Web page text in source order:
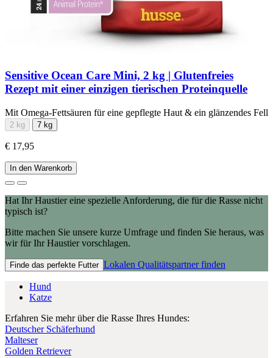
Sensitive Ocean Care Mini, 2 kg | Glutenfreies
Rezept mit einer einzigen tierischen Proteinquelle
Mit Omega-Fettsäuren für eine gepflegte Haut & ein glänzendes Fell
2 kg 7 kg
€ 17,95
In den Warenkorb
Hat Ihr Haustier eine spezielle Anforderung, die für die Rasse nicht
typisch ist?
Bitte machen Sie unsere kurze Umfrage und finden Sie heraus, was
wir für Ihr Haustier vorschlagen.
Finde das perfekte Futter Lokalen Qualitätspartner finden
Hund
Katze
Erfahren Sie mehr über die Rasse Ihres Hundes:
Deutscher Schäferhund
Malteser
Golden Retriever